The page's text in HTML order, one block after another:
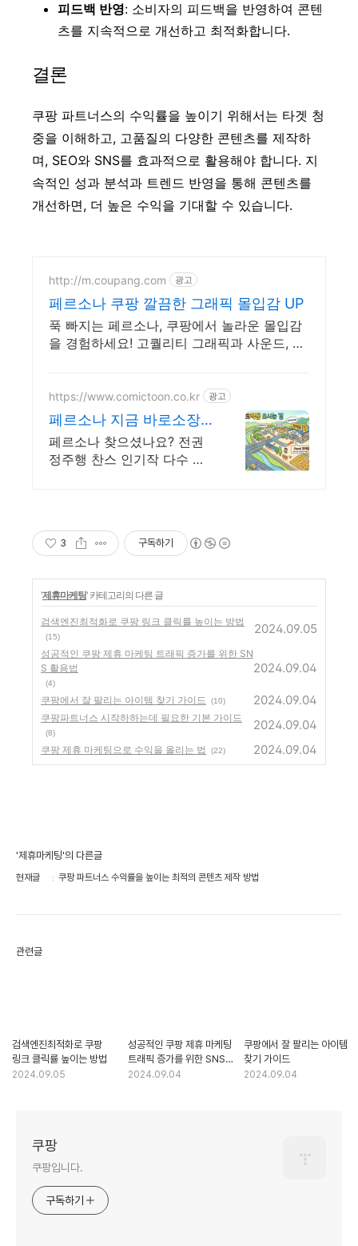
피드백 반영: 소비자의 피드백을 반영하여 콘텐
츠를 지속적으로 개선하고 최적화합니다.
결론
쿠팡 파트너스의 수익률을 높이기 위해서는 타겟 청
중을 이해하고, 고품질의 다양한 콘텐츠를 제작하
며, SEO와 SNS를 효과적으로 활용해야 합니다. 지
속적인 성과 분석과 트렌드 반영을 통해 콘텐츠를
개선하면, 더 높은 수익을 기대할 수 있습니다.
http://m.coupang.com 광고
페르소나 쿠팡 깔끔한 그래픽 몰입감 UP
푹 빠지는 페르소나, 쿠팡에서 놀라운 몰입감
을 경험하세요! 고퀄리티 그래픽과 사운드, 와
https://www.comictoon.co.kr 광고
페르소나 지금 바로소장
하기 놓치면 품절 판타지
전권세트
페르소나 찾으셨나요? 전권
정주행 찬스 인기작 다수 보
3 구독하기
'제휴마케팅' 카테고리의 다른 글
검색엔진최적화로 쿠팡 링크 클릭률 높이는 방법
(15)
2024.09.05
성공적인 쿠팡 제휴 마케팅 트래픽 증가를 위한 SN
S 활용법
(4)
2024.09.04
쿠팡에서 잘 팔리는 아이템 찾기 가이드 (10) 2024.09.04
쿠팡파트너스 시작하하는데 필요한 기본 가이드
(8)
2024.09.04
쿠팡 제휴 마케팅으로 수익을 올리는 법 (22) 2024.09.04
'제휴마케팅'의 다른글
현재글 쿠팡 파트너스 수익률을 높이는 최적의 콘텐츠 제작 방법
관련글
검색엔진최적화로 쿠팡
링크 클릭률 높이는 방법
2024.09.05
성공적인 쿠팡 제휴 마케팅
트래픽 증가를 위한 SNS
활용법
2024.09.04
쿠팡에서 잘 팔리는 아이템
찾기 가이드
2024.09.04
쿠팡
쿠팡입니다.
구독하기